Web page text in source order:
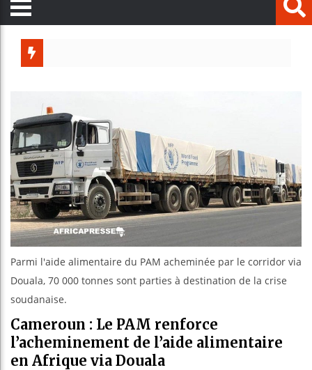
Ceuta :
Parmi l'aide alimentaire du PAM acheminée par le corridor via
Douala, 70 000 tonnes sont parties à destination de la crise
soudanaise.
Cameroun : Le PAM renforce
l’acheminement de l’aide alimentaire
en Afrique via Douala